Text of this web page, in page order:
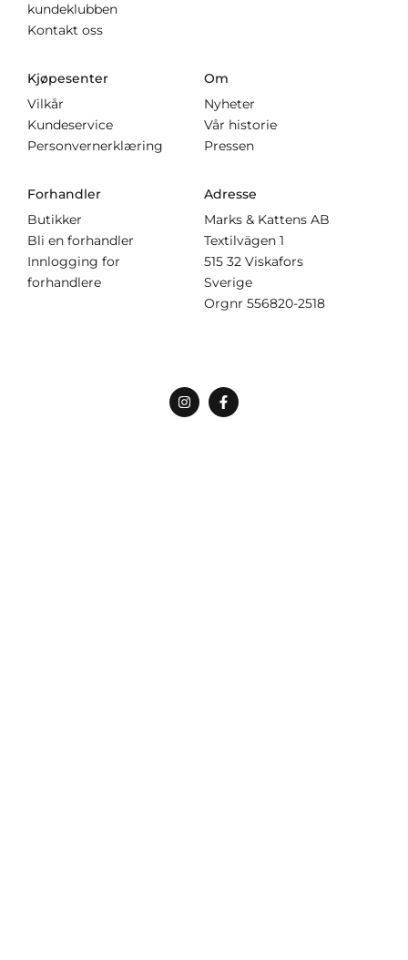
kundeklubben
Kontakt oss
Kjøpesenter
Vilkår
Kundeservice
Personvernerklæring
Om
Nyheter
Vår historie
Pressen
Forhandler
Butikker
Bli en forhandler
Innlogging for
forhandlere
Adresse
Marks & Kattens AB
Textilvägen 1
515 32 Viskafors
Sverige
Orgnr 556820-2518